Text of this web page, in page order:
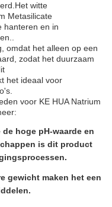
witte
Metasilicate
hanteren en in
omdat het alleen op een
zodat het duurzaam
het ideaal voor
voor KE HUA Natrium
hoge pH-waarde en
is dit product
gewicht maken het een